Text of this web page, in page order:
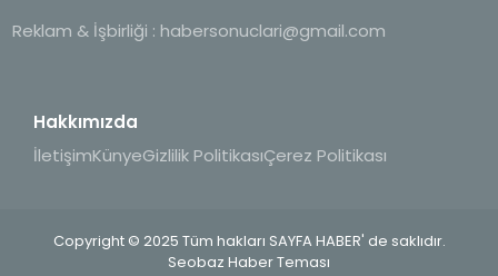
Reklam & İşbirliği : habersonuclari@gmail.com
Hakkımızda
İletişimKünyeGizlilik PolitikasıÇerez Politikası
Copyright © 2025 Tüm hakları SAYFA HABER' de saklıdır.
Seobaz Haber Teması